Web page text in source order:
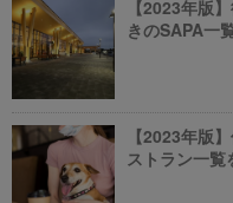
【2023年版
きのSAPA一
【2023年版
ストラン一覧